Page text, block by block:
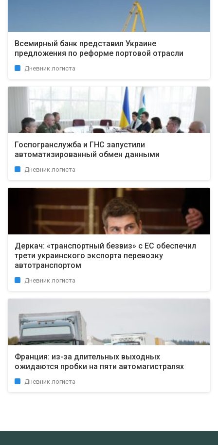
Всемирный банк представил Украине
предложения по реформе портовой отрасли
Дневник логиста
Госпогранслужба и ГНС запустили
автоматизированный обмен данными
Дневник логиста
Деркач: «транспортный безвиз» с ЕС обеспечил
трети украинского экспорта перевозку
автотранспортом
Дневник логиста
Франция: из-за длительных выходных
ожидаются пробки на пяти автомагистралях
Дневник логиста